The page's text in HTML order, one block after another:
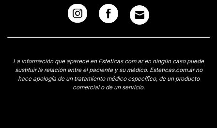
La información que aparece en Esteticas.com.ar en ningún caso puede
sustituir la relación entre el paciente y su médico. Esteticas.com.ar no
hace apología de un tratamiento médico específico, de un producto
comercial o de un servicio.